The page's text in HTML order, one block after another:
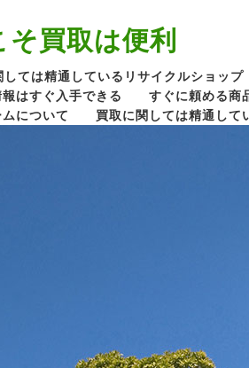
買取は便利
しては精通しているリサイクルショップ
はすぐ入手できる
すぐに頼める商
について
買取に関しては精通して